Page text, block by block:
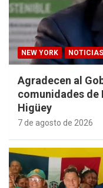
NEW YORK
Agradecen al
comunidades de
Higüey
7 de agosto de 2026